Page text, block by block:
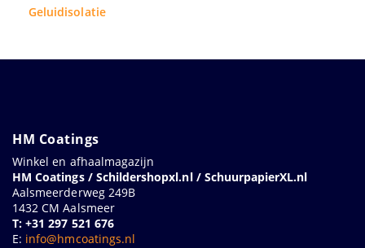
Geluidisolatie
HM Coatings
Winkel en afhaalmagazijn
HM Coatings / Schildershopxl.nl / SchuurpapierXL.nl
Aalsmeerderweg 249B
1432 CM Aalsmeer
T: +31 297 521 676
E: info@hmcoatings.nl